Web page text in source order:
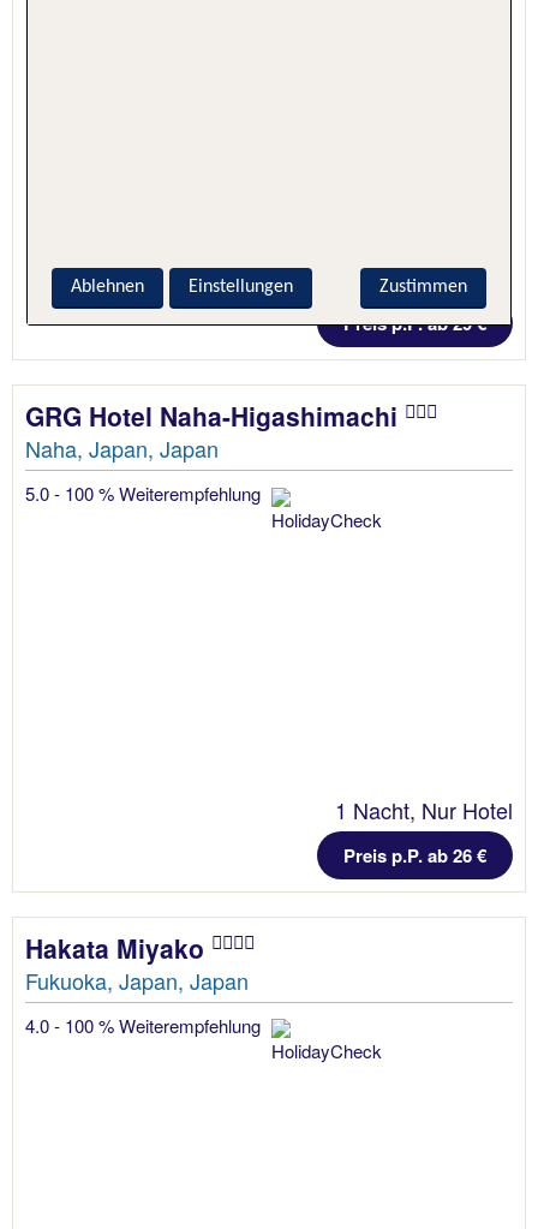
1 Nacht, Nur Hotel
Preis p.P. ab 29 €
GRG Hotel Naha-Higashimachi
Naha, Japan, Japan
5.0 - 100 % Weiterempfehlung
1 Nacht, Nur Hotel
Preis p.P. ab 26 €
Hakata Miyako
Fukuoka, Japan, Japan
4.0 - 100 % Weiterempfehlung
Zustimmen
Ablehnen Einstellungen